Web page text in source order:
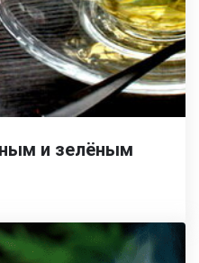
и зелёным